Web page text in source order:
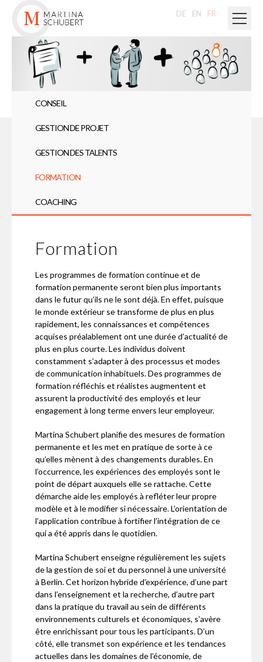
DE EN FR
CONSEIL
GESTION DE PROJET
GESTION DES TALENTS
FORMATION
COACHING
Formation
Les programmes de formation continue et de
formation permanente seront bien plus importants
dans le futur qu’ils ne le sont déjà. En effet, puisque
le monde extérieur se transforme de plus en plus
rapidement, les connaissances et compétences
acquises préalablement ont une durée d’actualité de
plus en plus courte. Les individus doivent
constamment s’adapter à des processus et modes
de communication inhabituels. Des programmes de
formation réfléchis et réalistes augmentent et
assurent la productivité des employés et leur
engagement à long terme envers leur employeur.
Martina Schubert planifie des mesures de formation
permanente et les met en pratique de sorte à ce
qu’elles mènent à des changements durables. En
l’occurrence, les expériences des employés sont le
point de départ auxquels elle se rattache. Cette
démarche aide les employés à refléter leur propre
modèle et à le modifier si nécessaire. L’orientation de
l’application contribue à fortifier l’intégration de ce
qui a été appris dans le quotidien.
Martina Schubert enseigne régulièrement les sujets
de la gestion de soi et du personnel à une université
à Berlin. Cet horizon hybride d’expérience, d’une part
dans l’enseignement et la recherche, d’autre part
dans la pratique du travail au sein de différents
environnements culturels et économiques, s’avère
être enrichissant pour tous les participants. D’un
côté, elle transmet son expérience et les tendances
actuelles dans les domaines de l’économie, de